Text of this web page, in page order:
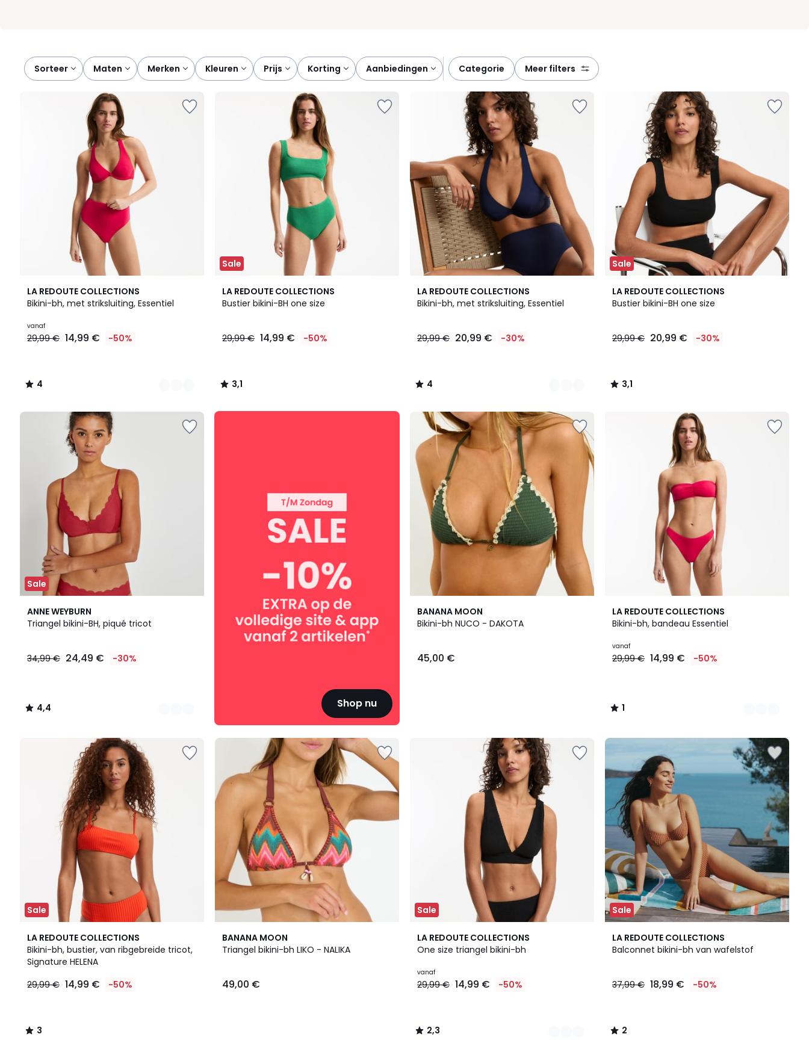
Sorteer maten merken kleuren prijs korting aanbiedingen categorie meer filters
LA REDOUTE COLLECTIONS
Bikini-bh, met striksluiting, Essentiel
Prijs
vanaf
plaats
29,99
vanaf
29,99 € 14,99 € -50%
4
/
2
Kleuren
4
/
Sale
LA REDOUTE COLLECTIONS
Bustier bikini-BH one size
29,99 € 14,99 € -50%
3,1
/
3,1
/
LA REDOUTE COLLECTIONS
Bikini-bh, met striksluiting, Essentiel
29,99 € 20,99 € -30%
4
/
2
Kleuren
4
/
Sale
LA REDOUTE COLLECTIONS
Bustier bikini-BH one size
29,99 € 20,99 € -30%
3,1
/
3,1
/
Sale
ANNE WEYBURN
Triangel bikini-BH, piqué tricot
34,99 € 24,49 € -30%
4,4
/ 5
2
Kleuren
4,4
/
Shop nu
SALE
BANANA MOON
Bikini-bh NUCO - DAKOTA
45,00 €
LA REDOUTE COLLECTIONS
Bikini-bh, bandeau Essentiel
vanaf
29,99 € 14,99 € -50%
1
/
2
Kleuren
1
/
Sale
LA REDOUTE COLLECTIONS
Bikini-bh, bustier, van ribgebreide tricot,
Signature HELENA
29,99 € 14,99 € -50%
3
/
5
3
/
BANANA MOON
Triangel bikini-bh LIKO - NALIKA
49,00 €
Sale
LA REDOUTE COLLECTIONS
One size triangel bikini-bh
vanaf
29,99 € 14,99 € -50%
2,3
/ 5
3
Kleuren
2,3
/
Sale
LA REDOUTE COLLECTIONS
Balconnet bikini-bh van wafelstof
37,99 € 18,99 € -50%
2
/
2
/